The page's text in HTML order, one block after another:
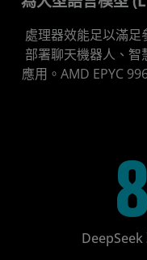
處理器效能足以滿
部署聊天機器人、智
應用。AMD EPYC
DeepSeek